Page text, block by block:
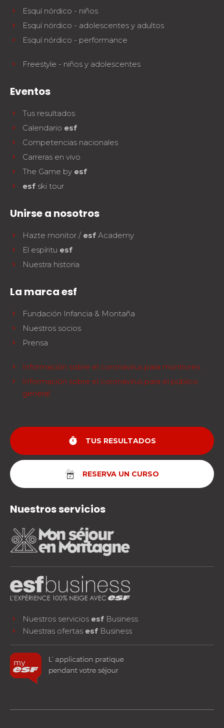
Esquí nórdico - niños
Esquí nórdico - adolescentes y adultos
Esquí nórdico - performance
Freestyle - niños y adolescentes
Eventos
Tus resultados
Calendario esf
Competencias nacionales
Carreras en vivo
The Game by esf
esf ski tour
Unirse a nosotros
Hazte monitor / esf Academy
El espíritu esf
Nuestra historia
La marca esf
Fundación Infancia & Montaña
Nuestros socios
Prensa
Información sobre el coronavirus para monitores
Información sobre el coronavirus para el público
general
timer TUS RESULTADOS
RESERVA UN CURSO
Nuestros servicios
Nuestros servicios esf Business
Nuestras ofertas esf Business